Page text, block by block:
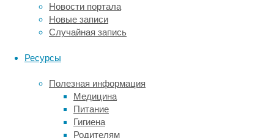
Новости портала
Новые записи
Случайная запись
Ресурсы
Полезная информация
Медицина
Питание
Гигиена
Родителям
под
руководством
Джейсона
попыталась
будут
ли
бурые
лесные